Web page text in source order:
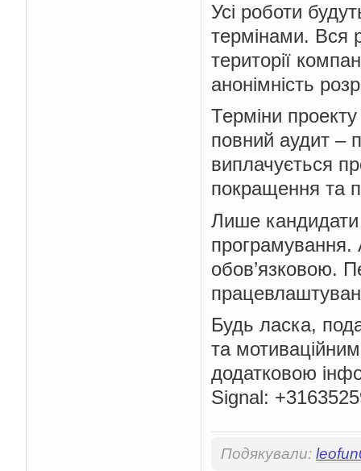
Усі роботи
термінами. Вся
території
анонімність
Терміни
повний аудит –
виплачується
покращення та
Лише кандидати
програмування.
обов’язковою.
Будь ласка,
та
додатковою
Signal:
Подякували: